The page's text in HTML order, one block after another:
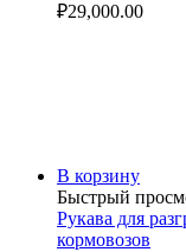
₽29,000.00
В корзину
Быстрый
Рукава для
кормовозов